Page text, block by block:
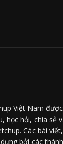
Việt Nam
học hỏi, chia sẻ
Các bài
bởi các